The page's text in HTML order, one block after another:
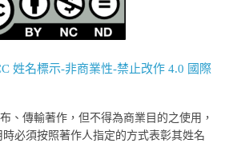
姓名標示-非商業性-禁止改作 4.0 國際
、傳輸著作，但不得為商業目的之使用，
必須按照著作人指定的方式表彰其姓名